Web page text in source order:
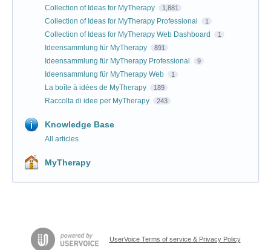
Collection of Ideas for MyTherapy 1,881
Collection of Ideas for MyTherapy Professional 1
Collection of Ideas for MyTherapy Web Dashboard 1
Ideensammlung für MyTherapy 891
Ideensammlung für MyTherapy Professional 9
Ideensammlung für MyTherapy Web 1
La boîte à idées de MyTherapy 189
Raccolta di idee per MyTherapy 243
Knowledge Base
All articles
MyTherapy
UserVoice Terms of service & Privacy Policy